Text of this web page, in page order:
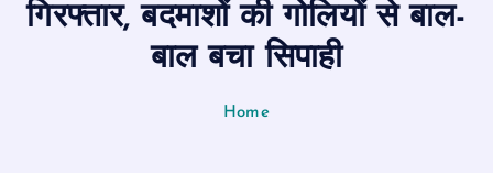
गिरफ्तार, बदमाशों की गोलियों से बाल-
बाल बचा सिपाही
Home